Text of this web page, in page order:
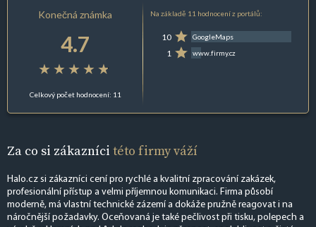
Konečná známka
4.7
Celkový počet hodnocení: 11
Na základě 11 hodnocení z portálů:
10 GoogleMaps
1 www.firmy.cz
Za co si zákazníci této firmy váží
Halo.cz si zákazníci cení pro rychlé a kvalitní zpracování zakázek,
profesionální přístup a velmi příjemnou komunikaci. Firma působí
moderně, má vlastní technické zázemí a dokáže pružně reagovat i na
náročnější požadavky. Oceňovaná je také pečlivost při tisku, polepech a